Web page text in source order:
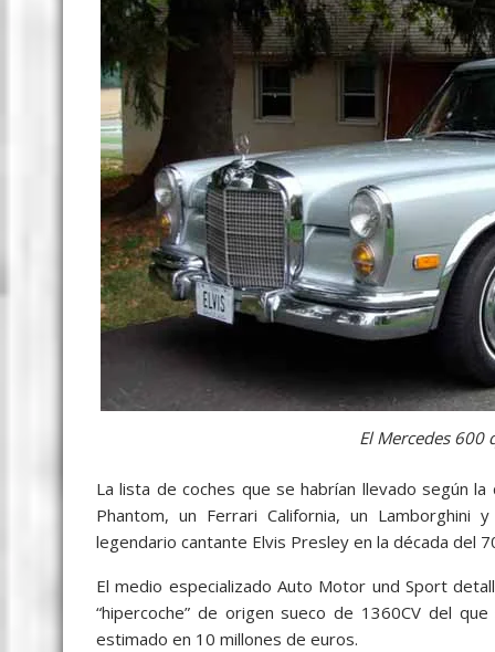
El Mercedes 600
La lista de coches que se habrían llevado según
Phantom, un Ferrari California, un
legendario cantante Elvis Presley en la década del
El medio especializado Auto Motor und Sport
“hipercoche” de origen sueco de 1360CV del
estimado en 10 millones de euros.